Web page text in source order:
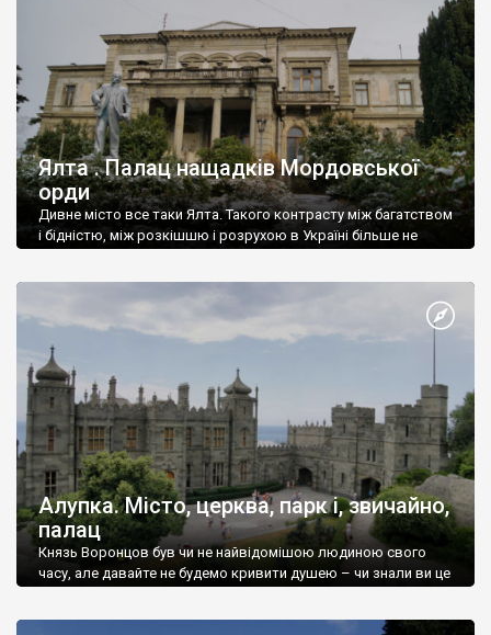
Ялта . Палац нащадків Мордовської
орди
Дивне місто все таки Ялта. Такого контрасту між багатством
і бідністю, між розкішшю і розрухою в Україні більше не
Алупка. Місто, церква, парк і, звичайно,
палац
Князь Воронцов був чи не найвідомішою людиною свого
часу, але давайте не будемо кривити душею – чи знали ви це